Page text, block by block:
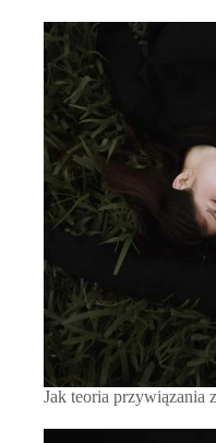
Jak teoria przywiązania